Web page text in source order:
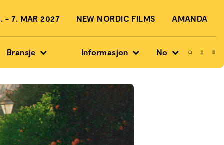
- 7. MAR 2027 NEW NORDIC FILMS AMANDA
Bransje Informasjon No